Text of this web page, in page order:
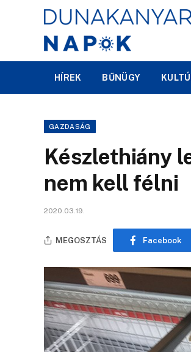
HÍREK BŰNÜGY
GAZDASÁG
Készlethiány
nem kell félni
2020.03.19.
MEGOSZTÁS Facebook